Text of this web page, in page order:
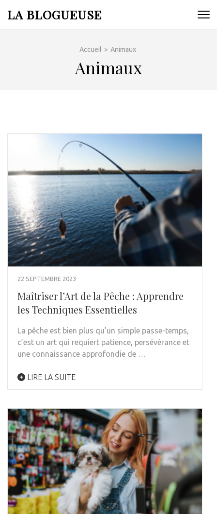
auLA BLOGUEUSE
Accueil > Animaux
Animaux
22 SEPTEMBRE 2023
Maîtriser l’Art de la Pêche : Apprendre
les Techniques Essentielles
La pêche est bien plus qu’un simple passe-temps,
c’est un art qui requiert patience, persévérance et
une connaissance approfondie de …
LIRE LA SUITE